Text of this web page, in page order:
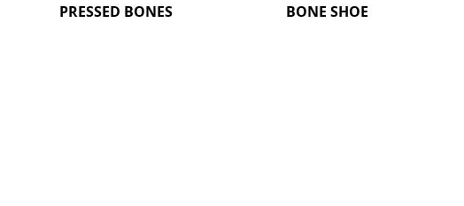
PRESSED BONES BONE SHOE